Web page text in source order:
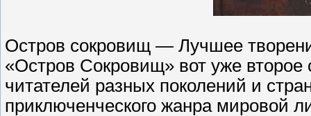
Остров сокровищ — Лучшее
«Остров Сокровищ» вот уже
читателей разных поколений и
приключенческого жанра мировой